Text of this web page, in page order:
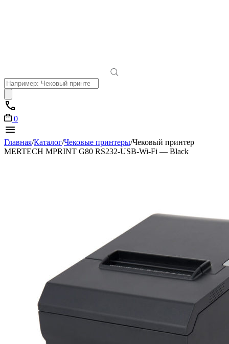
Поиск
товаров
0
Главная/Каталог/Чековые принтеры/Чековый принтер
MERTECH MPRINT G80 RS232-USB-Wi-Fi — Black